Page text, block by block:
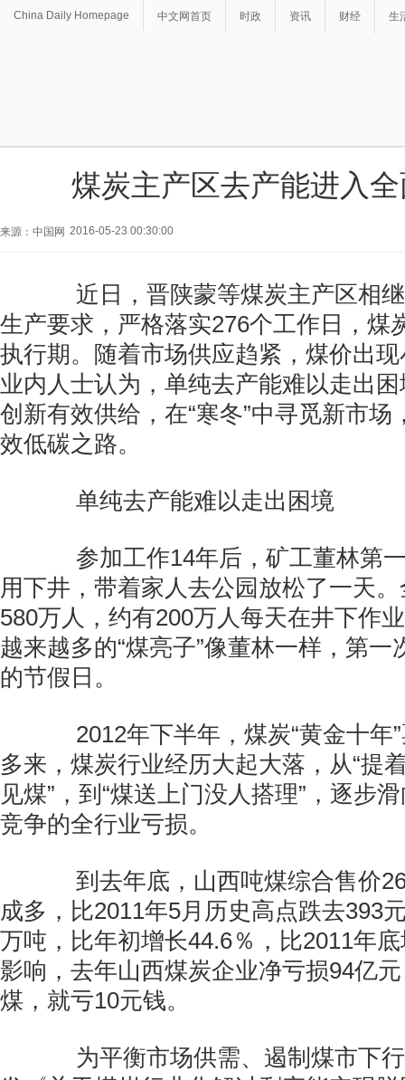
China Daily Homepage 中文网首页 时政 资讯 财经 生
煤炭主产区去产能进入
来源：中国网 2016-05-23 00:30:00
近日，晋陕蒙等煤炭主产区相继
生产要求，严格落实276个工作日，煤
执行期。随着市场供应趋紧，煤价出
业内人士认为，单纯去产能难以走出
创新有效供给，在“寒冬”中寻觅新市场
效低碳之路。
单纯去产能难以走出困境
参加工作14年后，矿工董林第一
用下井，带着家人去公园放松了一天
580万人，约有200万人每天在井下作
越来越多的“煤亮子”像董林一样，第一
的节假日。
2012年下半年，煤炭“黄金十年”
多来，煤炭行业经历大起大落，从“提
见煤”，到“煤送上门没人搭理”，逐步
竞争的全行业亏损。
到去年底，山西吨煤综合售价
成多，比2011年5月历史高点跌去393
万吨，比年初增长44.6％，比2011年
影响，去年山西煤炭企业净亏损94亿
煤，就亏10元钱。
为平衡市场供需、遏制煤市下行